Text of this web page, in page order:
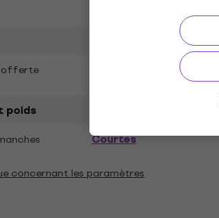
offerte
poids
Courtes
concernant les paramètres